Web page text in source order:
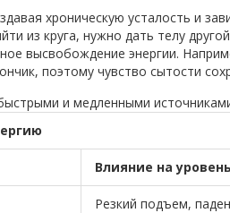
хроническую усталость и
из круга, нужно дать телу
высвобождение энергии.
поэтому чувство сытости
и медленными
Влияние на
Резкий подъем,